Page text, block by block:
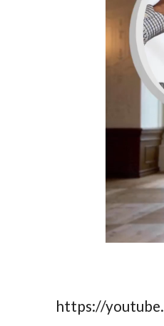
https://